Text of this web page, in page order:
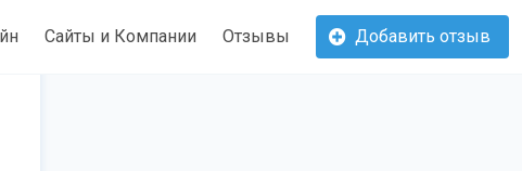
Сайты и Компании Отзывы Добавить отзыв